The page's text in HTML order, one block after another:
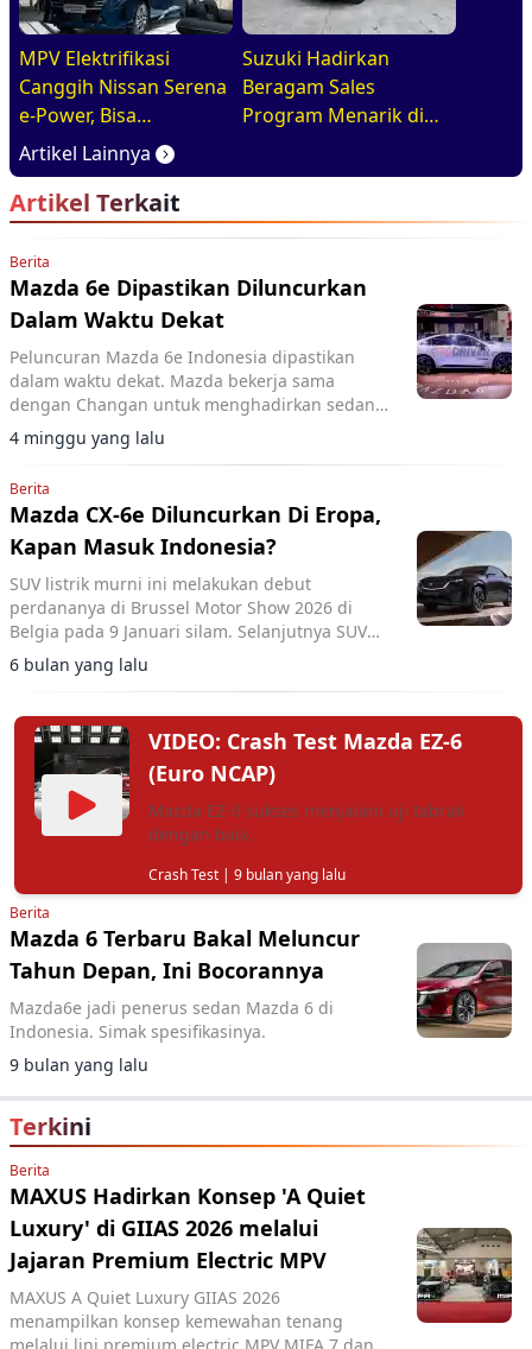
MPV Elektrifikasi
Canggih Nissan Serena
e-Power, Bisa
Diandalkan Untuk
Kebutuhan Harian
Keluarga
Suzuki Hadirkan
Beragam Sales
Program Menarik di
DP Ringan hingga
Artikel Lainnya
Artikel Terkait
Berita
Mazda 6e Dipastikan Diluncurkan
Dalam Waktu Dekat
Peluncuran Mazda 6e Indonesia dipastikan
dalam waktu dekat. Mazda bekerja sama
dengan Changan untuk menghadirkan sedan
listrik ini usai diperkenalkan di Singapore
Motor Show.
4 minggu yang lalu
Berita
Mazda CX-6e Diluncurkan Di Eropa,
Kapan Masuk Indonesia?
SUV listrik murni ini melakukan debut
perdananya di Brussel Motor Show 2026 di
Belgia pada 9 Januari silam. Selanjutnya SUV
ini akan masuk pasar Eropa, Australia dan
kemungkinan Asia.
6 bulan yang lalu
VIDEO: Crash Test Mazda EZ-6
(Euro NCAP)
Mazda EZ-6 sukses menjalani uji tabrak
dengan baik.
Crash Test | 9 bulan yang lalu
Berita
Mazda 6 Terbaru Bakal Meluncur
Tahun Depan, Ini Bocorannya
Mazda6e jadi penerus sedan Mazda 6 di
Indonesia. Simak spesifikasinya.
9 bulan yang lalu
Terkini
Berita
MAXUS Hadirkan Konsep 'A Quiet
Luxury' di GIIAS 2026 melalui
Jajaran Premium Electric MPV
MAXUS A Quiet Luxury GIIAS 2026
menampilkan konsep kemewahan tenang
melalui lini premium electric MPV MIFA 7 dan